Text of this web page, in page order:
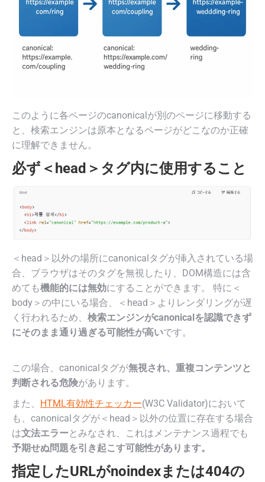
このように各ページのcanonicalが別のページに移動する
と、検索エンジンは原本となるページがどこなのか正確
に理解できません。
必ず＜head＞タグ内に使用すること
＜head＞以外の場所にcanonicalタグが挿入されている場
合、ブラウザはそのタグを無視したり、DOM構造には含
めても機能的には無効にすることができます。 特に＜
body＞の中にいる場合、＜head＞よりレンダリングが遅
く行われるため、 検索エンジンがcanonicalを認識できず
にそのまま通り過ぎる可能性が高いです。
この場合、canonicalタグが無視され、重複コンテンツと
判断される危険があります。
また、 HTML有効性チェッカー(W3C Validator)において
も、canonicalタグが＜head＞以外の位置に存在する場合
は文法エラーとみなされ、これはメンテナンス過程でも
予期せぬ問題を引き起こす可能性があります。
指定したURLがnoindexまたは404の